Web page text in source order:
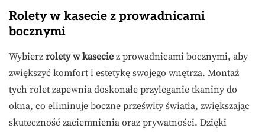
Rolety w kasecie z prowadnicami
bocznymi
Wybierz rolety w kasecie z prowadnicami bocznymi, aby
zwiększyć komfort i estetykę swojego wnętrza. Montaż
tych rolet zapewnia doskonałe przyleganie tkaniny do
okna, co eliminuje boczne prześwity światła, zwiększając
skuteczność zaciemnienia oraz prywatności. Dzięki